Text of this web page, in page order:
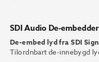
SDI Audio De-embedder
De-embed lyd fra SDI
Tilordnbart de-innebygd